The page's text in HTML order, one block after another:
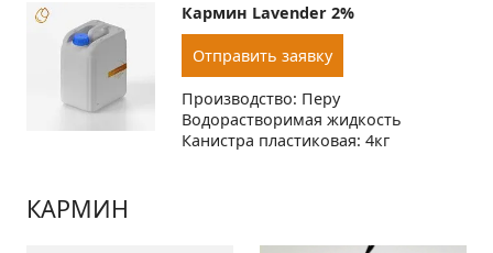
Кармин Lavender 2%
Отправить заявку
Производство: Перу
Водорастворимая жидкость
Канистра пластиковая: 4кг
КАРМИН